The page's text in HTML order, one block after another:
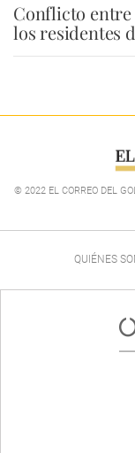
Conflicto entre
los residentes
© 2022 EL CORREO DEL
QUIÉNES